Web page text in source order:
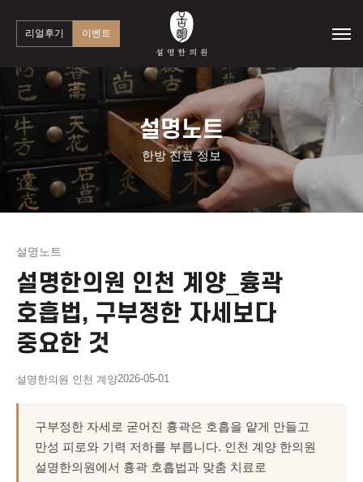
리얼후기 이벤트
설명노트
한방 진료 정보
설명노트
설명한의원 인천 계양_흉곽
호흡법, 구부정한 자세보다
중요한 것
설명한의원 인천 계양2026-05-01
구부정한 자세로 굳어진 흉곽은 호흡을 얕게 만들고
만성 피로와 기력 저하를 부릅니다. 인천 계양 한의원
설명한의원에서 흉곽 호흡법과 맞춤 치료로